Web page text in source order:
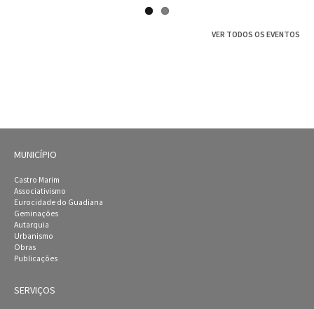
VER TODOS OS EVENTOS
MUNICÍPIO
Castro Marim
Associativismo
Eurocidade do Guadiana
Geminações
Autarquia
Urbanismo
Obras
Publicações
SERVIÇOS